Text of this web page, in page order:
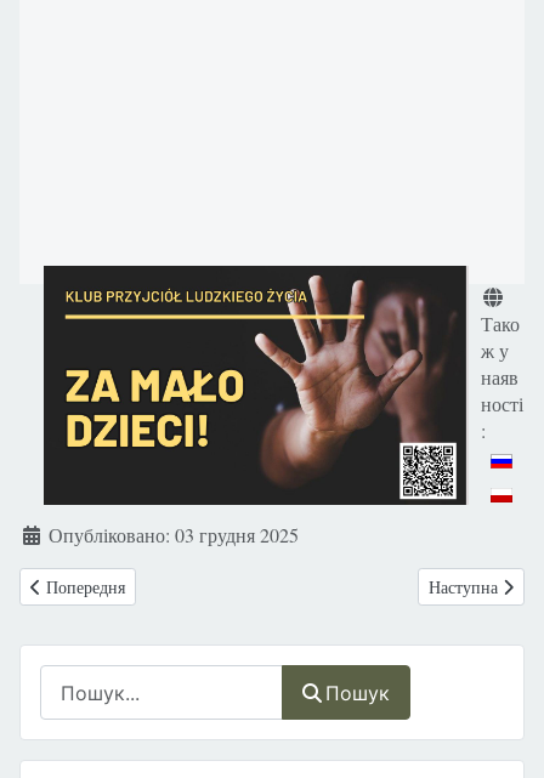
Пошук
Деталі
Тако
ж у
наяв
ності
:
Опубліковано: 03 грудня 2025
Попередня стаття: Запрошуємо на подкаст із серії «Розмови про
Попередня Наступна
Наступна